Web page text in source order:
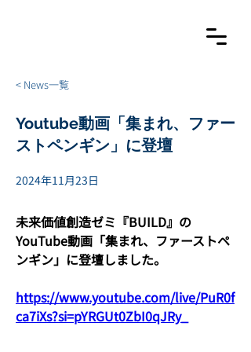
< News一覧
Youtube動画「集まれ、ファー
ストペンギン」に登壇
2024年11月23日
未来価値創造ゼミ『BUILD』の
YouTube動画「集まれ、ファーストペ
ンギン」に登壇しました。
https://www.youtube.com/live/PuR0f
ca7iXs?si=pYRGUt0ZbI0qJRy_